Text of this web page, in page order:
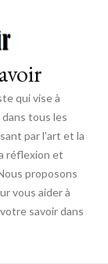
qui vise à
tous les
par l'art et la
réflexion et
proposons
vous aider à
savoir dans